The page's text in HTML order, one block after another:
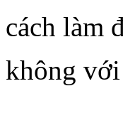
cách làm
không